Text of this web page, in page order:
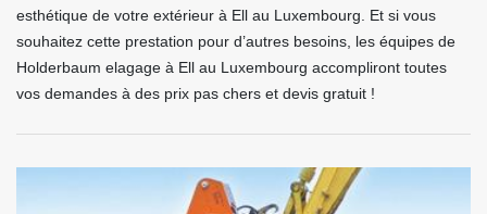
esthétique de votre extérieur à Ell au Luxembourg. Et si vous
souhaitez cette prestation pour d’autres besoins, les équipes de
Holderbaum elagage à Ell au Luxembourg accompliront toutes
vos demandes à des prix pas chers et devis gratuit !